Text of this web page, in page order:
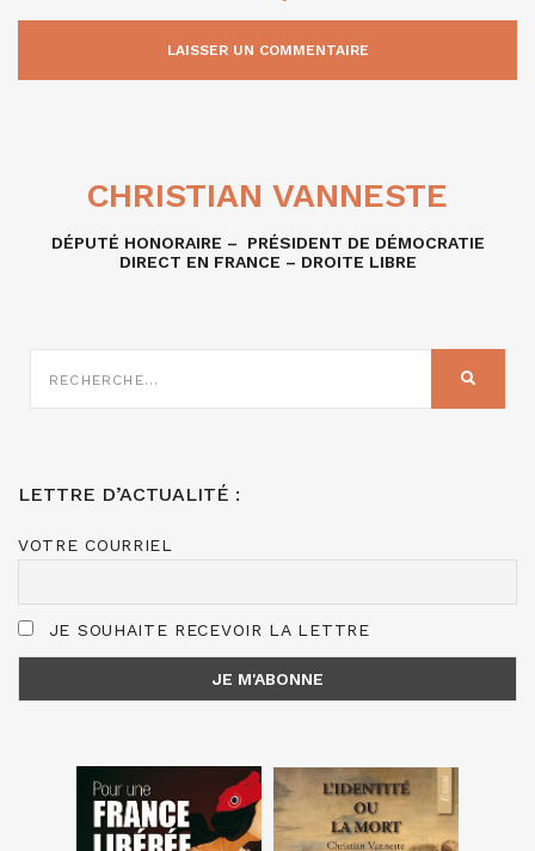
CHRISTIAN VANNESTE
DÉPUTÉ HONORAIRE – PRÉSIDENT DE DÉMOCRATIE
DIRECT EN FRANCE – DROITE LIBRE
SUR
LETTRE D’ACTUALITÉ :
VOTRE COURRIEL
JE SOUHAITE RECEVOIR LA LETTRE